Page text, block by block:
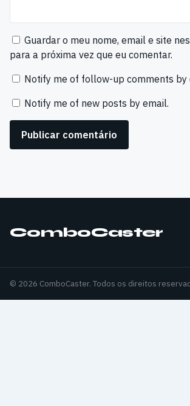
Guardar o meu nome, email e site
para a próxima vez que eu comentar.
Notify me of follow-up comments by
Notify me of new posts by email.
ComboCaster
© 2026 ComboCaster. Todos os direitos